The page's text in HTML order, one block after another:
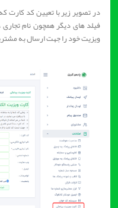
در تصویر زیر با تعیین کد کارت
فیلد های دیگر همچون نام
ویزیت خود را جهت ارسال به